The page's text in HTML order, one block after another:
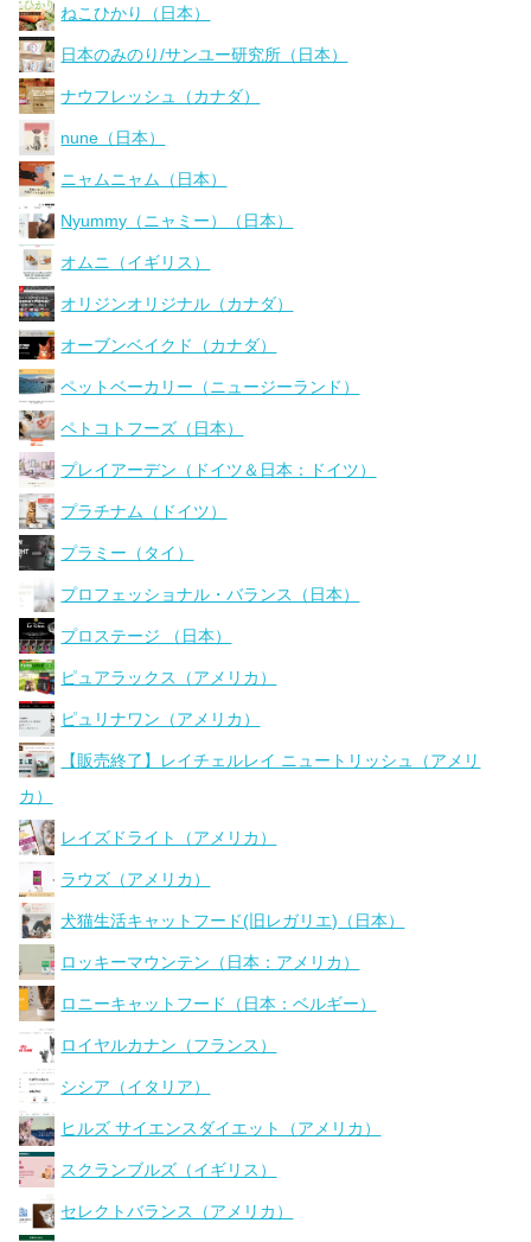
ねこひかり（日本）
日本のみのり/サンユー研究所（日本）
ナウフレッシュ（カナダ）
nune（日本）
ニャムニャム（日本）
Nyummy（ニャミー）（日本）
オムニ（イギリス）
オリジンオリジナル（カナダ）
オーブンベイクド（カナダ）
ペットベーカリー（ニュージーランド）
ペトコトフーズ（日本）
プレイアーデン（ドイツ＆日本：ドイツ）
プラチナム（ドイツ）
プラミー（タイ）
プロフェッショナル・バランス（日本）
プロステージ （日本）
ピュアラックス（アメリカ）
ピュリナワン（アメリカ）
【販売終了】レイチェルレイ ニュートリッシュ（アメリ
カ）
レイズドライト（アメリカ）
ラウズ（アメリカ）
犬猫生活キャットフード(旧レガリエ)（日本）
ロッキーマウンテン（日本：アメリカ）
ロニーキャットフード（日本：ベルギー）
ロイヤルカナン（フランス）
シシア（イタリア）
ヒルズ サイエンスダイエット（アメリカ）
スクランブルズ（イギリス）
セレクトバランス（アメリカ）